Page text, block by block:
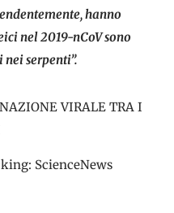
hanno
nel 2019-nCoV sono
serpenti”.
VIRALE TRA I
ScienceNews